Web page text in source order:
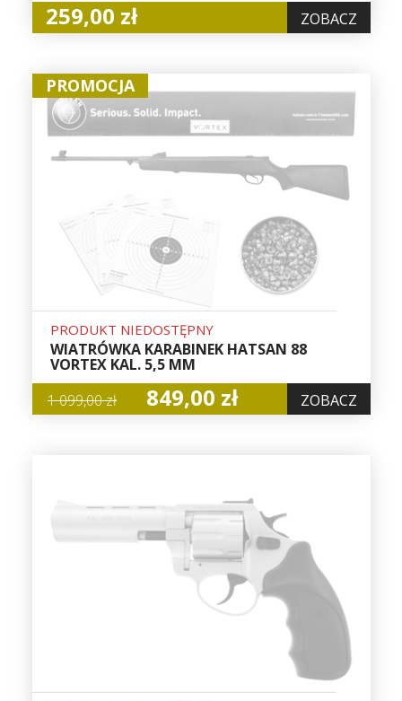
259,00 zł ZOBACZ
PROMOCJA
PRODUKT NIEDOSTĘPNY
WIATRÓWKA KARABINEK HATSAN 88
VORTEX KAL. 5,5 MM
1 099,00 zł
849,00 zł ZOBACZ